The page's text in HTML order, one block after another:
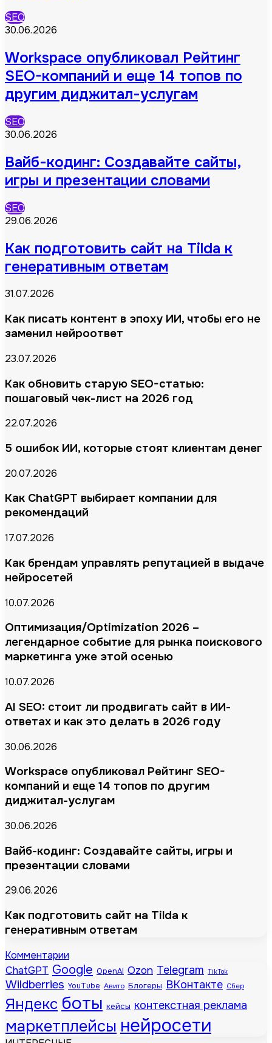
SEO
30.06.2026
Workspace опубликовал Рейтинг
SEO-компаний и еще 14 топов по
другим диджитал-услугам
SEO
30.06.2026
Вайб-кодинг: Создавайте сайты,
игры и презентации словами
SEO
29.06.2026
Как подготовить сайт на Tilda к
генеративным ответам
31.07.2026
Как писать контент в эпоху ИИ, чтобы его не
заменил нейроответ
23.07.2026
Как обновить старую SEO-статью:
пошаговый чек-лист на 2026 год
22.07.2026
5 ошибок ИИ, которые стоят клиентам денег
20.07.2026
Как ChatGPT выбирает компании для
рекомендаций
17.07.2026
Как брендам управлять репутацией в выдаче
нейросетей
10.07.2026
Оптимизация/Optimization 2026 –
легендарное событие для рынка поискового
маркетинга уже этой осенью
10.07.2026
AI SEO: стоит ли продвигать сайт в ИИ-
ответах и как это делать в 2026 году
30.06.2026
Workspace опубликовал Рейтинг SEO-
компаний и еще 14 топов по другим
диджитал-услугам
30.06.2026
Вайб-кодинг: Создавайте сайты, игры и
презентации словами
29.06.2026
Как подготовить сайт на Tilda к
генеративным ответам
Комментарии
ChatGPT Google OpenAI Ozon Telegram TikTok
Wildberries YouTube Авито Блогеры ВКонтакте Сбер
Яндекс боты кейсы контекстная реклама
маркетплейсы нейросети